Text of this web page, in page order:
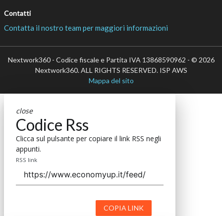
Contatti
Contatta il nostro team per maggiori informazioni
Nextwork360 - Codice fiscale e Partita IVA 13868590962 - © 2026
Nextwork360. ALL RIGHTS RESERVED. ISP AWS
Mappa del sito
close
Codice Rss
Clicca sul pulsante per copiare il link RSS negli
appunti.
RSS link
COPIA LINK